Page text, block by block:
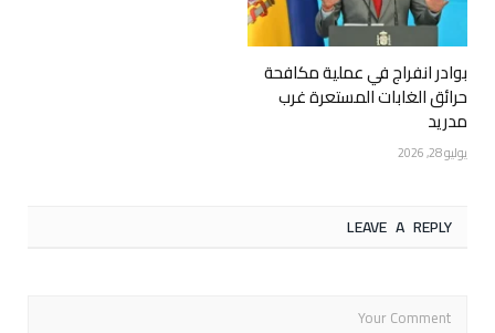
بوادر انفراج في عملية مكافحة
حرائق الغابات المستعرة غرب
مدريد
يوليو 28, 2026
LEAVE A REPLY